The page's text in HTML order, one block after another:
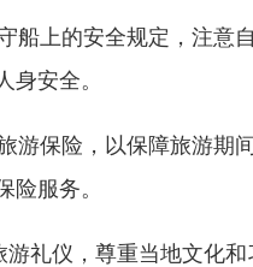
船上的安全规定，注意
身安全。
游保险，以保障旅游期
险服务。
礼仪，尊重当地文化